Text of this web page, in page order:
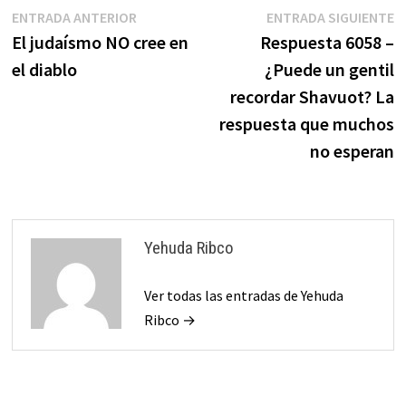
Navegación
de
ENTRADA ANTERIOREntrada
anterior:
El judaísmo NO cree en
el diablo
ENTRADA SIGUIENTE
Respuesta 6058 –
¿Puede un gentil
recordar Shavuot? La
respuesta que muchos
no esperan
Yehuda Ribco
Ver todas las entradas de Yehuda
Ribco →